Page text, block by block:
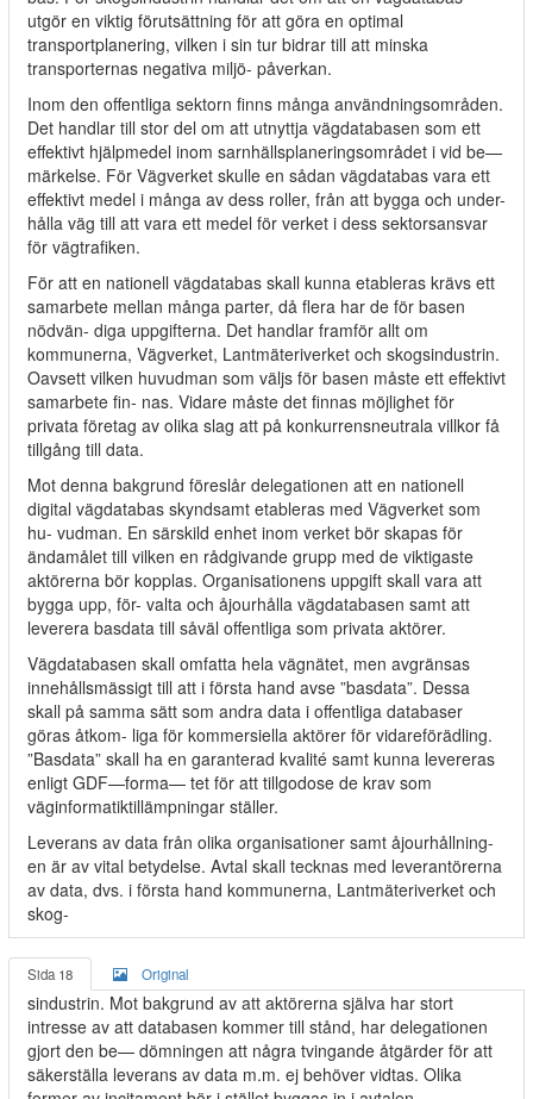
utgör en viktig förutsättning för att göra en optimal
transportplanering, vilken i sin tur bidrar till att minska
transporternas negativa miljö- påverkan.
Inom den offentliga sektorn finns många användningsområden.
Det handlar till stor del om att utnyttja vägdatabasen som ett
effektivt hjälpmedel inom sarnhällsplaneringsområdet i vid be—
märkelse. För Vägverket skulle en sådan vägdatabas vara ett
effektivt medel i många av dess roller, från att bygga och under-
hålla väg till att vara ett medel för verket i dess sektorsansvar
för vägtrafiken.
För att en nationell vägdatabas skall kunna etableras krävs ett
samarbete mellan många parter, då flera har de för basen
nödvän- diga uppgifterna. Det handlar framför allt om
kommunerna, Vägverket, Lantmäteriverket och skogsindustrin.
Oavsett vilken huvudman som väljs för basen måste ett effektivt
samarbete fin- nas. Vidare måste det finnas möjlighet för
privata företag av olika slag att på konkurrensneutrala villkor få
tillgång till data.
Mot denna bakgrund föreslår delegationen att en nationell
digital vägdatabas skyndsamt etableras med Vägverket som
hu- vudman. En särskild enhet inom verket bör skapas för
ändamålet till vilken en rådgivande grupp med de viktigaste
aktörerna bör kopplas. Organisationens uppgift skall vara att
bygga upp, för- valta och åjourhålla vägdatabasen samt att
leverera basdata till såväl offentliga som privata aktörer.
Vägdatabasen skall omfatta hela vägnätet, men avgränsas
innehållsmässigt till att i första hand avse ”basdata”. Dessa
skall på samma sätt som andra data i offentliga databaser
göras åtkom- liga för kommersiella aktörer för vidareförädling.
”Basdata” skall ha en garanterad kvalité samt kunna levereras
enligt GDF—forma— tet för att tillgodose de krav som
väginformatiktillämpningar ställer.
Leverans av data från olika organisationer samt åjourhållning-
en är av vital betydelse. Avtal skall tecknas med leverantörerna
av data, dvs. i första hand kommunerna, Lantmäteriverket och
skog-
Sida 18 Original
sindustrin. Mot bakgrund av att aktörerna själva har stort
intresse av att databasen kommer till stånd, har delegationen
gjort den be— dömningen att några tvingande åtgärder för att
säkerställa leverans av data m.m. ej behöver vidtas. Olika